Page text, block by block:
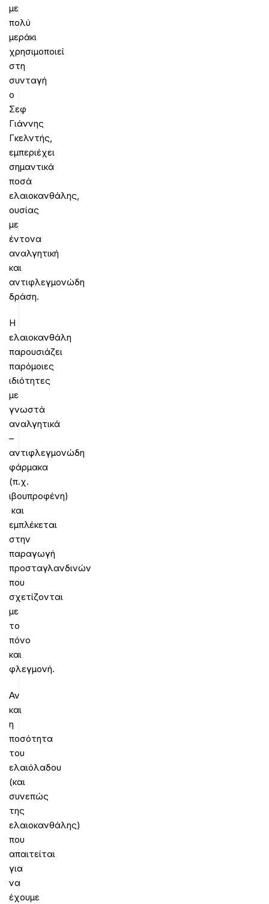
με
πολύ
μεράκι
χρησιμοποιεί
στη
συνταγή
ο
Σεφ
Γιάννης
Γκελντής,
εμπεριέχει
σημαντικά
ποσά
ελαιοκανθάλης,
ουσίας
με
έντονα
αναλγητική
και
αντιφλεγμονώδη
δράση.
Η
ελαιοκανθάλη
παρουσιάζει
παρόμοιες
ιδιότητες
με
γνωστά
αναλγητικά
–
αντιφλεγμονώδη
φάρμακα
(π.χ.
ιβουπροφένη)
και
εμπλέκεται
στην
παραγωγή
προσταγλανδινών
που
σχετίζονται
με
το
πόνο
και
φλεγμονή.
Αν
και
η
ποσότητα
του
ελαιόλαδου
(και
συνεπώς
της
ελαιοκανθάλης)
που
απαιτείται
για
να
έχουμε